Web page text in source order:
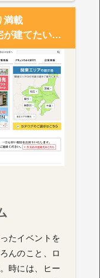
満載
が建てたい…
たイベントを
んのこと、ロ
時には、ヒー